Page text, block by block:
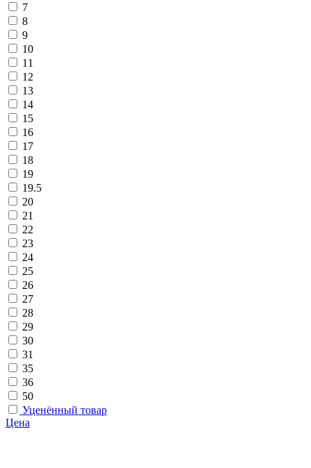
7
8
9
10
11
12
13
14
15
16
17
18
19
19.5
20
21
22
23
24
25
26
27
28
29
30
31
35
36
50
Уценённый товар
Цена